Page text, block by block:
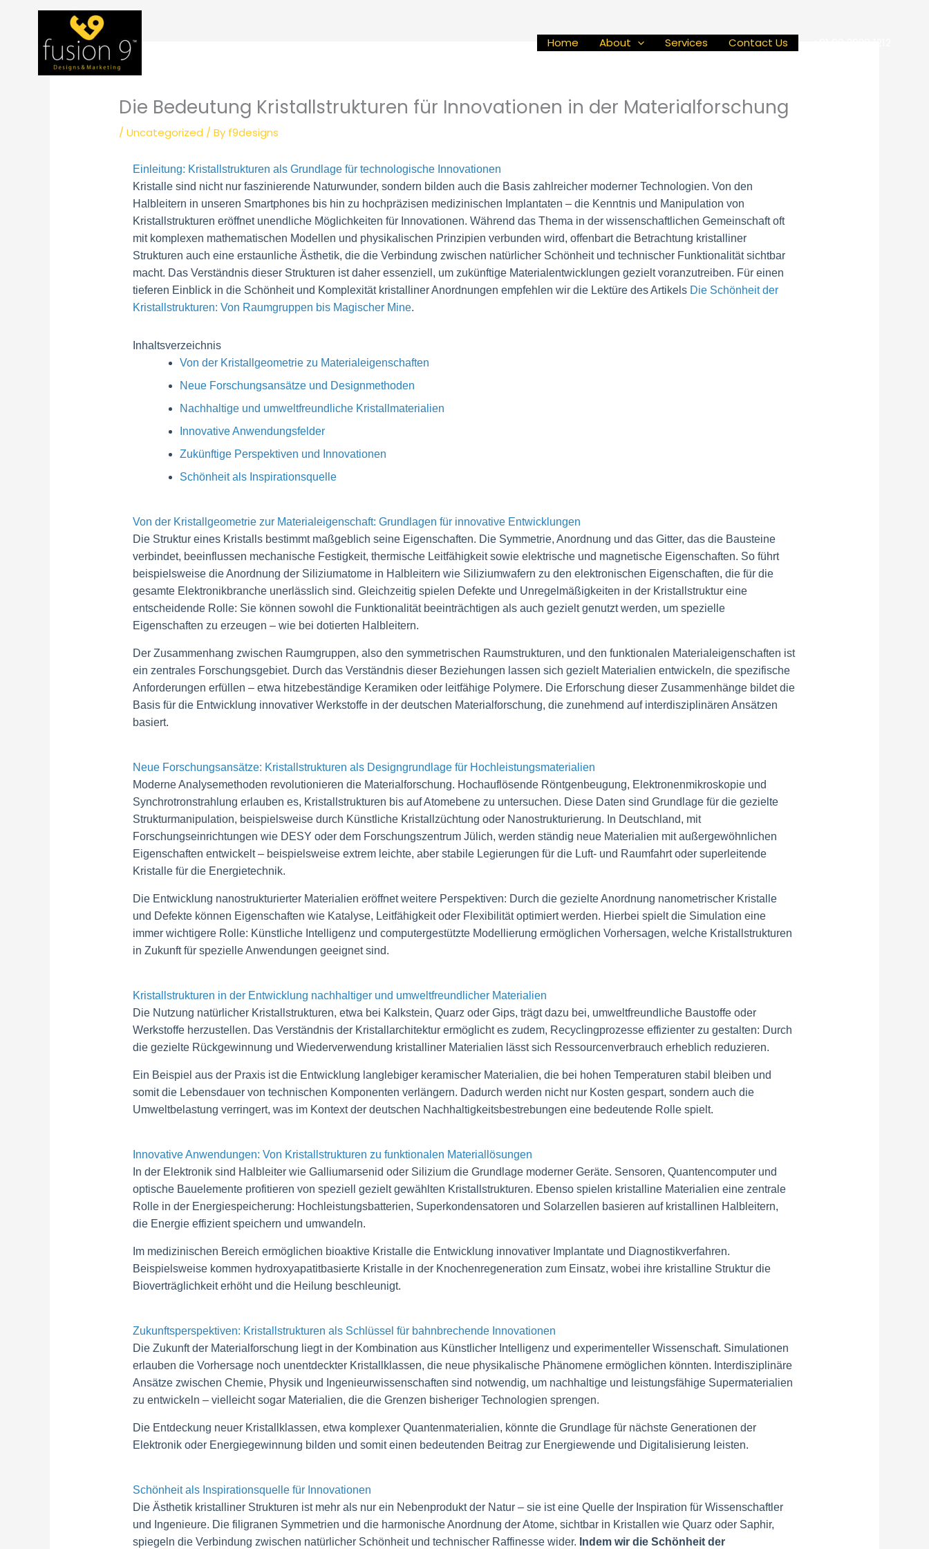
Home About Services Contact Us
Die Bedeutung Kristallstrukturen für Innovationen in der Materialforschung
/Uncategorized / By f9designs
Einleitung: Kristallstrukturen als Grundlage für technologische Innovationen
Kristalle sind nicht nur faszinierende Naturwunder, sondern bilden auch die Basis zahlreicher moderner Technologien. Von den
Halbleitern in unseren Smartphones bis hin zu hochpräzisen medizinischen Implantaten – die Kenntnis und Manipulation von
Kristallstrukturen eröffnet unendliche Möglichkeiten für Innovationen. Während das Thema in der wissenschaftlichen Gemeinschaft oft
mit komplexen mathematischen Modellen und physikalischen Prinzipien verbunden wird, offenbart die Betrachtung kristalliner
Strukturen auch eine erstaunliche Ästhetik, die die Verbindung zwischen natürlicher Schönheit und technischer Funktionalität sichtbar
macht. Das Verständnis dieser Strukturen ist daher essenziell, um zukünftige Materialentwicklungen gezielt voranzutreiben. Für einen
tieferen Einblick in die Schönheit und Komplexität kristalliner Anordnungen empfehlen wir die Lektüre des Artikels Die Schönheit der
Kristallstrukturen: Von Raumgruppen bis Magischer Mine.
Inhaltsverzeichnis
Von der Kristallgeometrie zu Materialeigenschaften
Neue Forschungsansätze und Designmethoden
Nachhaltige und umweltfreundliche Kristallmaterialien
Innovative Anwendungsfelder
Zukünftige Perspektiven und Innovationen
Schönheit als Inspirationsquelle
Von der Kristallgeometrie zur Materialeigenschaft: Grundlagen für innovative Entwicklungen
Die Struktur eines Kristalls bestimmt maßgeblich seine Eigenschaften. Die Symmetrie, Anordnung und das Gitter, das die Bausteine
verbindet, beeinflussen mechanische Festigkeit, thermische Leitfähigkeit sowie elektrische und magnetische Eigenschaften. So führt
beispielsweise die Anordnung der Siliziumatome in Halbleitern wie Siliziumwafern zu den elektronischen Eigenschaften, die für die
gesamte Elektronikbranche unerlässlich sind. Gleichzeitig spielen Defekte und Unregelmäßigkeiten in der Kristallstruktur eine
entscheidende Rolle: Sie können sowohl die Funktionalität beeinträchtigen als auch gezielt genutzt werden, um spezielle
Eigenschaften zu erzeugen – wie bei dotierten Halbleitern.
Der Zusammenhang zwischen Raumgruppen, also den symmetrischen Raumstrukturen, und den funktionalen Materialeigenschaften ist
ein zentrales Forschungsgebiet. Durch das Verständnis dieser Beziehungen lassen sich gezielt Materialien entwickeln, die spezifische
Anforderungen erfüllen – etwa hitzebeständige Keramiken oder leitfähige Polymere. Die Erforschung dieser Zusammenhänge bildet die
Basis für die Entwicklung innovativer Werkstoffe in der deutschen Materialforschung, die zunehmend auf interdisziplinären Ansätzen
basiert.
Neue Forschungsansätze: Kristallstrukturen als Designgrundlage für Hochleistungsmaterialien
Moderne Analysemethoden revolutionieren die Materialforschung. Hochauflösende Röntgenbeugung, Elektronenmikroskopie und
Synchrotronstrahlung erlauben es, Kristallstrukturen bis auf Atomebene zu untersuchen. Diese Daten sind Grundlage für die gezielte
Strukturmanipulation, beispielsweise durch Künstliche Kristallzüchtung oder Nanostrukturierung. In Deutschland, mit
Forschungseinrichtungen wie DESY oder dem Forschungszentrum Jülich, werden ständig neue Materialien mit außergewöhnlichen
Eigenschaften entwickelt – beispielsweise extrem leichte, aber stabile Legierungen für die Luft- und Raumfahrt oder superleitende
Kristalle für die Energietechnik.
Die Entwicklung nanostrukturierter Materialien eröffnet weitere Perspektiven: Durch die gezielte Anordnung nanometrischer Kristalle
und Defekte können Eigenschaften wie Katalyse, Leitfähigkeit oder Flexibilität optimiert werden. Hierbei spielt die Simulation eine
immer wichtigere Rolle: Künstliche Intelligenz und computergestützte Modellierung ermöglichen Vorhersagen, welche Kristallstrukturen
in Zukunft für spezielle Anwendungen geeignet sind.
Kristallstrukturen in der Entwicklung nachhaltiger und umweltfreundlicher Materialien
Die Nutzung natürlicher Kristallstrukturen, etwa bei Kalkstein, Quarz oder Gips, trägt dazu bei, umweltfreundliche Baustoffe oder
Werkstoffe herzustellen. Das Verständnis der Kristallarchitektur ermöglicht es zudem, Recyclingprozesse effizienter zu gestalten: Durch
die gezielte Rückgewinnung und Wiederverwendung kristalliner Materialien lässt sich Ressourcenverbrauch erheblich reduzieren.
Ein Beispiel aus der Praxis ist die Entwicklung langlebiger keramischer Materialien, die bei hohen Temperaturen stabil bleiben und
somit die Lebensdauer von technischen Komponenten verlängern. Dadurch werden nicht nur Kosten gespart, sondern auch die
Umweltbelastung verringert, was im Kontext der deutschen Nachhaltigkeitsbestrebungen eine bedeutende Rolle spielt.
Innovative Anwendungen: Von Kristallstrukturen zu funktionalen Materiallösungen
In der Elektronik sind Halbleiter wie Galliumarsenid oder Silizium die Grundlage moderner Geräte. Sensoren, Quantencomputer und
optische Bauelemente profitieren von speziell gezielt gewählten Kristallstrukturen. Ebenso spielen kristalline Materialien eine zentrale
Rolle in der Energiespeicherung: Hochleistungsbatterien, Superkondensatoren und Solarzellen basieren auf kristallinen Halbleitern,
die Energie effizient speichern und umwandeln.
Im medizinischen Bereich ermöglichen bioaktive Kristalle die Entwicklung innovativer Implantate und Diagnostikverfahren.
Beispielsweise kommen hydroxyapatitbasierte Kristalle in der Knochenregeneration zum Einsatz, wobei ihre kristalline Struktur die
Bioverträglichkeit erhöht und die Heilung beschleunigt.
Zukunftsperspektiven: Kristallstrukturen als Schlüssel für bahnbrechende Innovationen
Die Zukunft der Materialforschung liegt in der Kombination aus Künstlicher Intelligenz und experimenteller Wissenschaft. Simulationen
erlauben die Vorhersage noch unentdeckter Kristallklassen, die neue physikalische Phänomene ermöglichen könnten. Interdisziplinäre
Ansätze zwischen Chemie, Physik und Ingenieurwissenschaften sind notwendig, um nachhaltige und leistungsfähige Supermaterialien
zu entwickeln – vielleicht sogar Materialien, die die Grenzen bisheriger Technologien sprengen.
Die Entdeckung neuer Kristallklassen, etwa komplexer Quantenmaterialien, könnte die Grundlage für nächste Generationen der
Elektronik oder Energiegewinnung bilden und somit einen bedeutenden Beitrag zur Energiewende und Digitalisierung leisten.
Schönheit als Inspirationsquelle für Innovationen
Die Ästhetik kristalliner Strukturen ist mehr als nur ein Nebenprodukt der Natur – sie ist eine Quelle der Inspiration für Wissenschaftler
und Ingenieure. Die filigranen Symmetrien und die harmonische Anordnung der Atome, sichtbar in Kristallen wie Quarz oder Saphir,
spiegeln die Verbindung zwischen natürlicher Schönheit und technischer Raffinesse wider. Indem wir die Schönheit der